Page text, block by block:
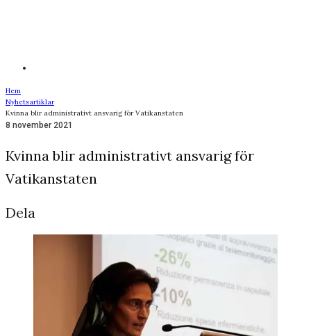
Hem
Nyhetsartiklar
Kvinna blir administrativt ansvarig för Vatikanstaten
8 november 2021
Kvinna blir administrativt ansvarig för
Vatikanstaten
Dela